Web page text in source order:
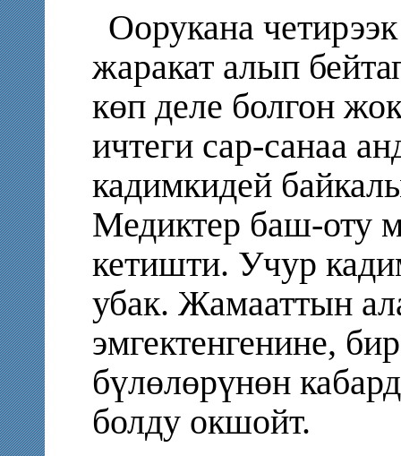
Оорукана
жаракат алып
көп деле болгон
ичтеги сар-санаа
кадимкидей
Медиктер баш-оту
кетишти. Учур
убак. Жамааттын
эмгектенгенине,
бүлөлөрүнөн
болду окшойт.